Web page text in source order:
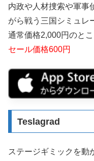
内政や人材捜索や軍事
がら戦う三国シミュレ
通常価格2,000円のとこ
セール価格600円
Teslagrad
ステージギミックを動